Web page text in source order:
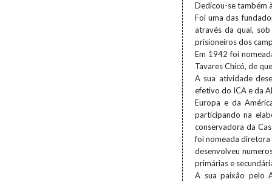
Dedicou-se também
Foi uma das
através da qual,
prisioneiros dos
Em 1942 foi
Tavares Chicó, de
A sua atividade
efetivo do ICA e da
Europa e da
participando na
conservadora da
foi nomeada diretora
desenvolveu
primárias e
A sua paixão pelo